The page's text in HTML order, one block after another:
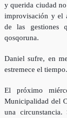
y querida ciudad
improvisación y el
de las gestiones
qosqoruna.
Daniel sufre, en
estremece el tiempo.
El próximo
Municipalidad del
una